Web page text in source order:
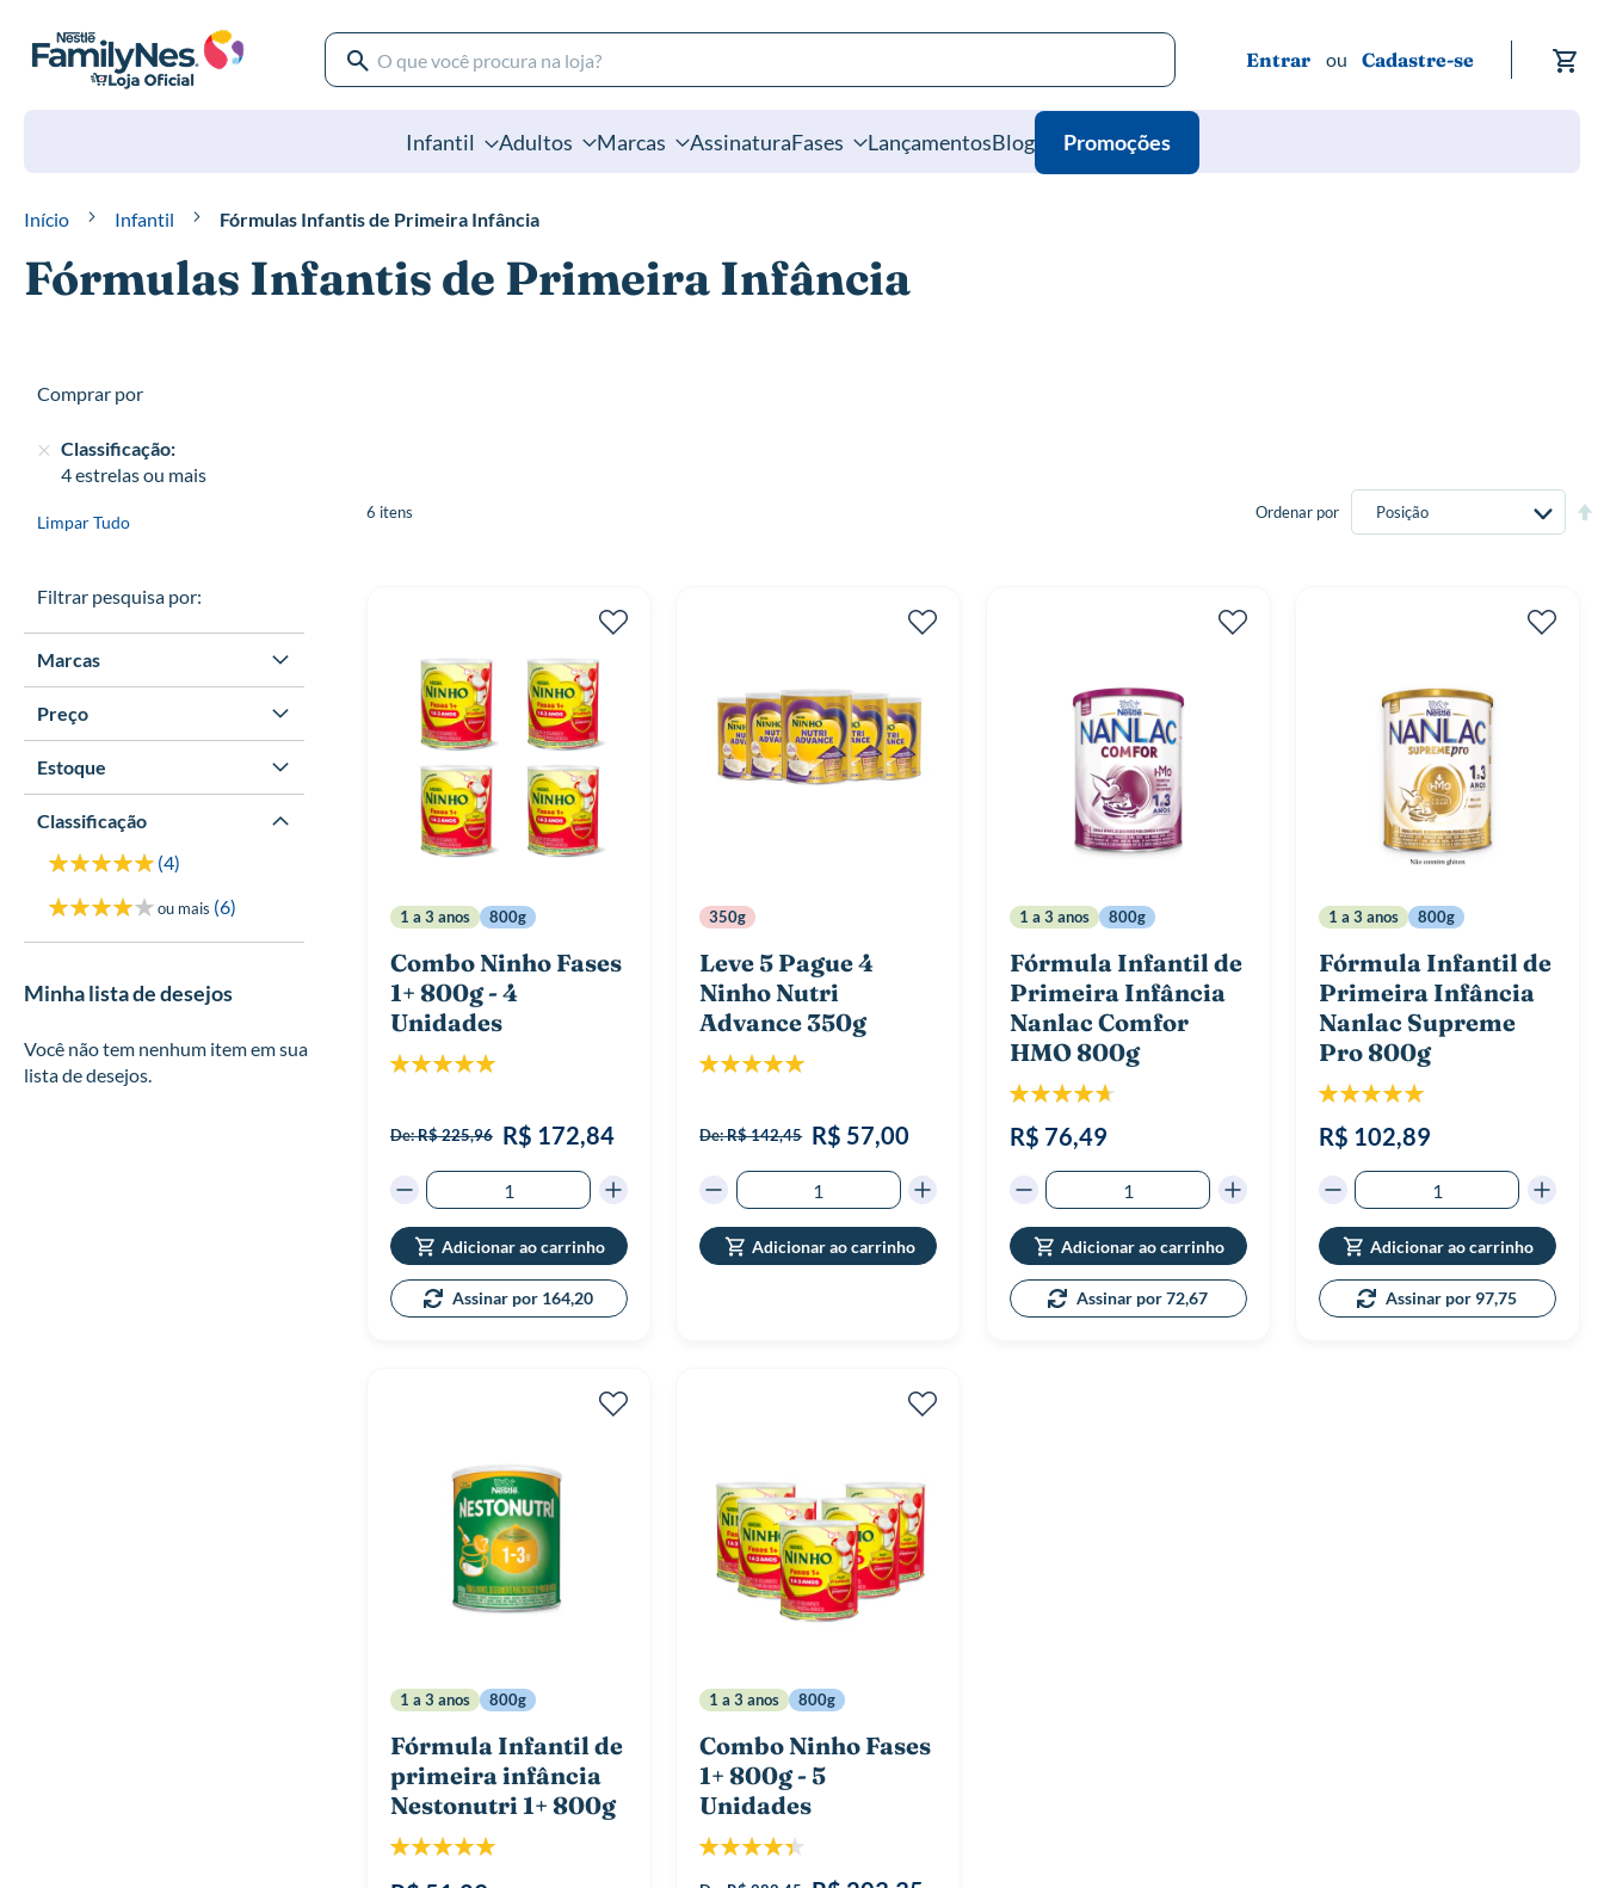
Entrar Cadastre-se
Pesquisa
Pesquisa
Marcas
Infantil Adultos AssinaturaFases Lançamentos Promoções
Blog
Início Infantil Fórmulas Infantis de Primeira Infância
Fórmulas Infantis de Primeira Infância
6 itens Ordenar por
1 a 3 anos 800g
Combo Ninho Fases
1+ 800g - 4
Unidades
Classificação:
De:R$ 225,96 R$ 172,84
Adicionar ao carrinho
Assinar por 164,20
350g
Leve 5 Pague 4
Ninho Nutri
Advance 350g
Classificação:
De:R$ 142,45 R$ 57,00
Adicionar ao carrinho
1 a 3 anos 800g
Fórmula Infantil de
Primeira Infância
Nanlac Comfor
HMO 800g
Classificação:
R$ 76,49
Adicionar ao carrinho
Assinar por 72,67
1 a 3 anos 800g
Fórmula Infantil de
Primeira Infância
Nanlac Supreme
Pro 800g
Classificação:
R$ 102,89
Adicionar ao carrinho
Assinar por 97,75
1 a 3 anos 800g
Fórmula Infantil de
primeira infância
Nestonutri 1+ 800g
Classificação:
1 a 3 anos 800g
Combo Ninho Fases
1+ 800g - 5
Unidades
Classificação:
Comprar por
Classificação
4 estrelas ou mais
Limpar Tudo
Filtrar pesquisa por:
Marcas
Preço
Estoque
Classificação
4
itens
ou mais 6
itens
Minha lista de desejos
Você não tem nenhum item em sua
lista de desejos.